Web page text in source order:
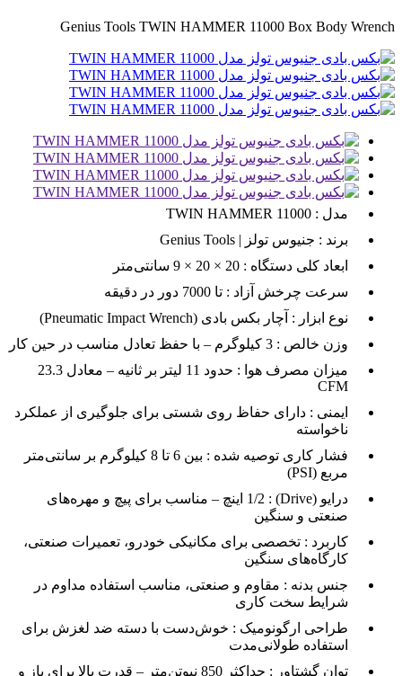
Genius Tools TWIN HAMMER 11000 Box Body Wrench
مدل : TWIN HAMMER 11000
برند : Genius Tools | جنیوس تولز
ابعاد کلی دستگاه : 20 × 20 × 9 سانتی‌متر
سرعت چرخش آزاد : تا 7000 دور در دقیقه
نوع ابزار : آچار بکس بادی (Pneumatic Impact Wrench)
وزن خالص : 3 کیلوگرم – با حفظ تعادل مناسب در حین کار
میزان مصرف هوا :
حدود 11 لیتر بر ثانیه – معادل 23.3
CFM
ایمنی : دارای حفاظ روی شستی برای جلوگیری از عملکرد
ناخواسته
فشار کاری توصیه شده :
بین 6 تا 8 کیلوگرم بر سانتی‌متر
مربع (PSI)
درایو (Drive) :
1/2 اینچ – مناسب برای پیچ و مهره‌های
صنعتی و سنگین
کاربرد : تخصصی برای مکانیکی خودرو، تعمیرات صنعتی،
کارگاه‌های سنگین
جنس بدنه : مقاوم و صنعتی، مناسب استفاده مداوم در
شرایط سخت کاری
طراحی ارگونومیک : خوش‌دست با دسته ضد لغزش برای
استفاده طولانی‌مدت
توان گشتاور :
حداکثر 850 نیوتن‌متر – قدرت بالا برای باز و